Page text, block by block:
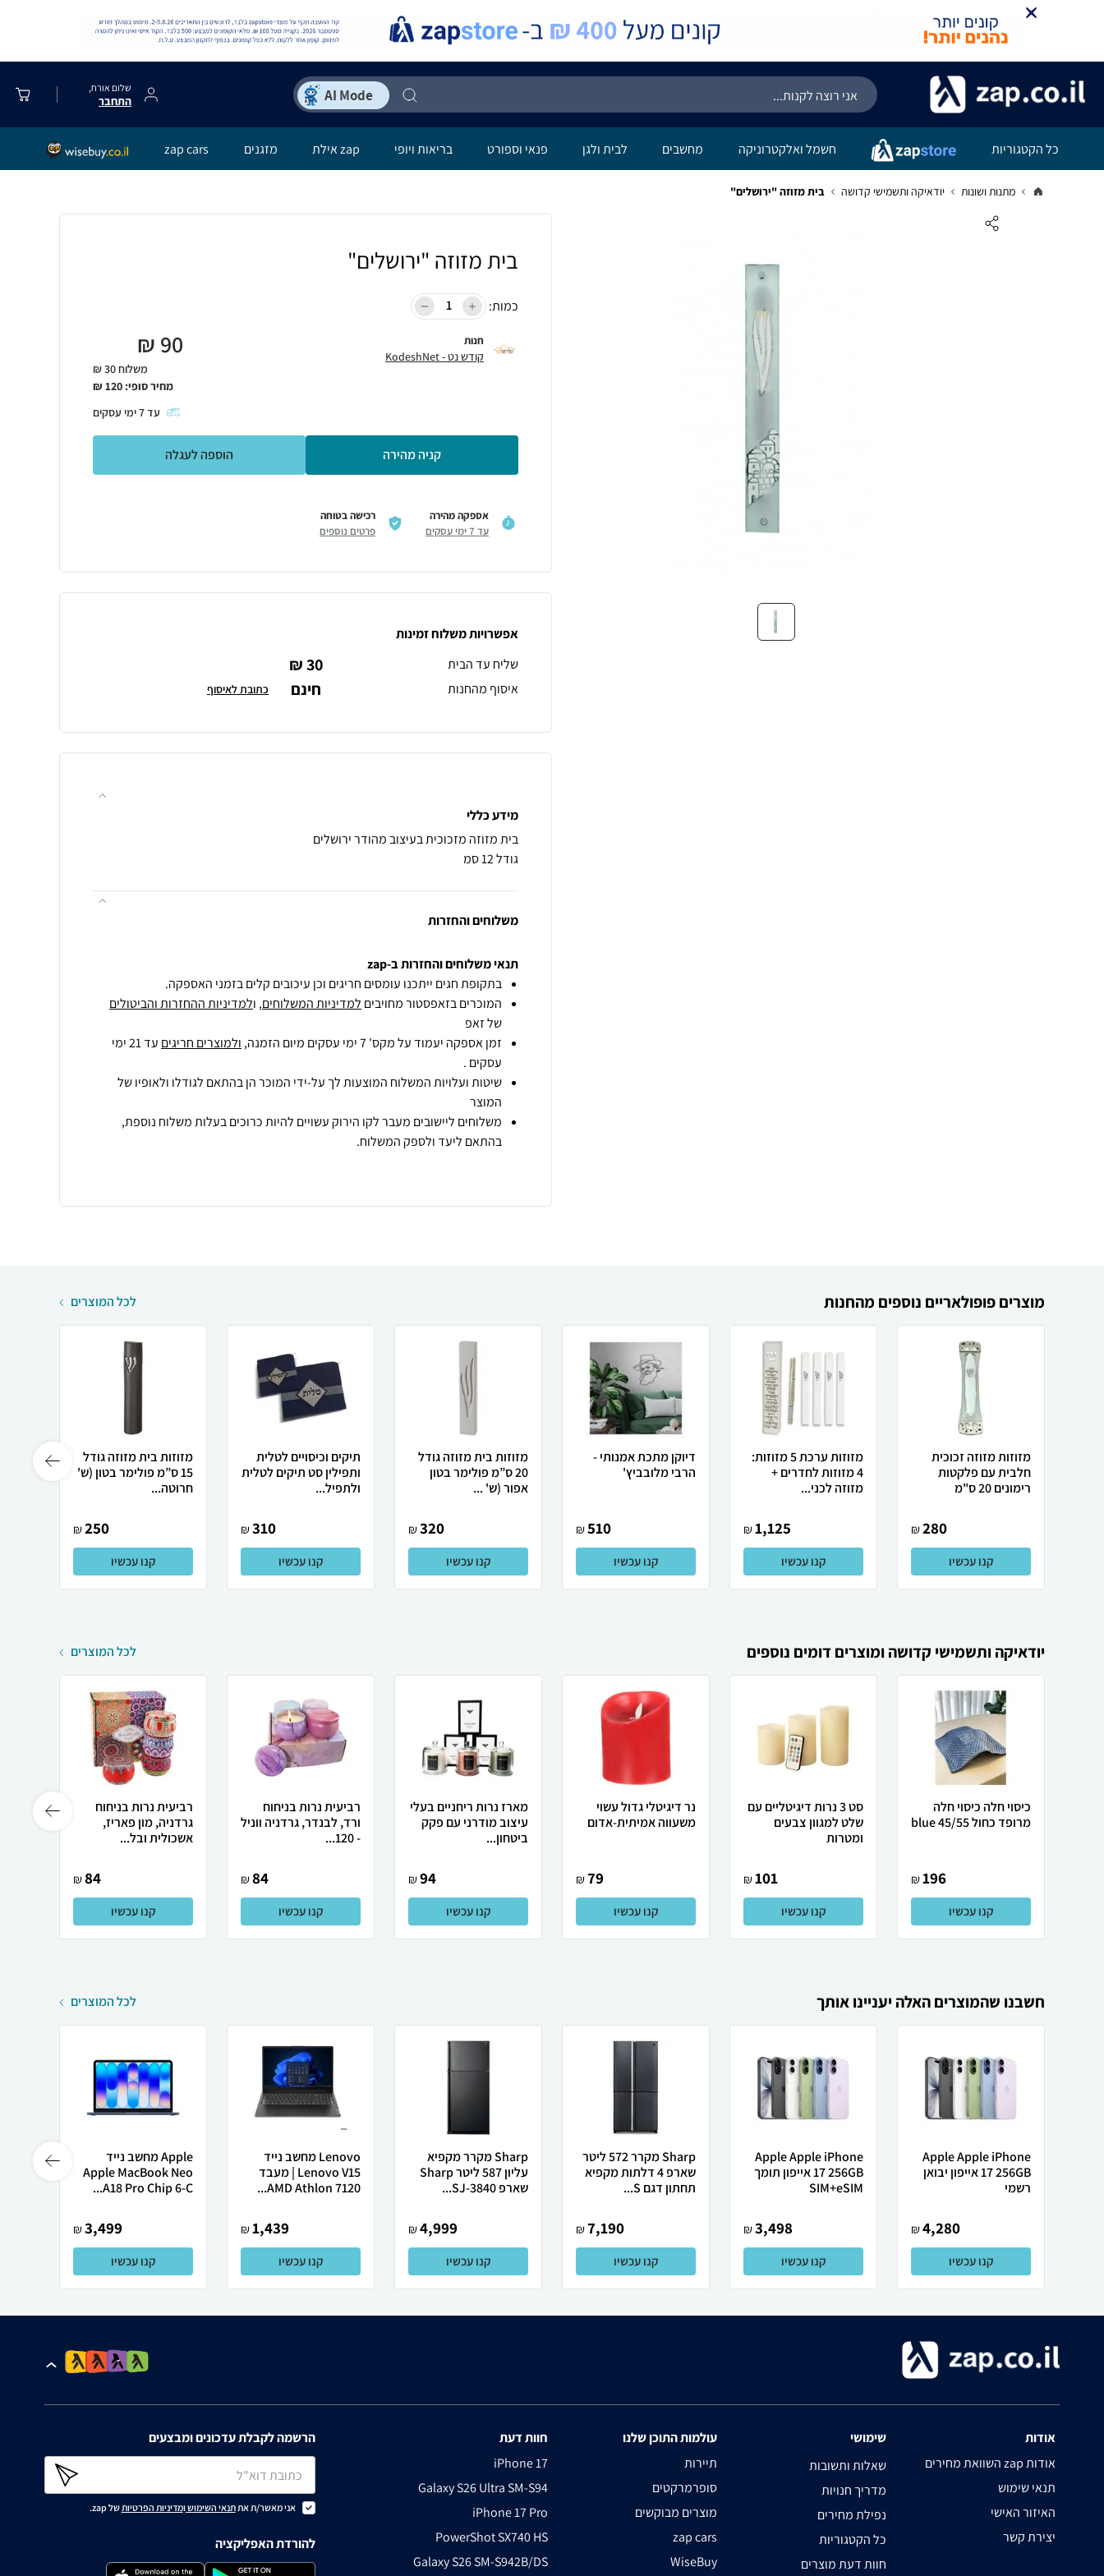
שלום אורח,
התחבר
כל הקטגוריות חשמל ואלקטרוניקה מחשבים לבית ולגן פנאי וספורט בריאות ויופי zap אילת מזגנים zap cars
מתנות ושונות יודאיקה ותשמישי קדושה בית מזוזה "ירושלים"
בית מזוזה "ירושלים"
כמות:
חנות
קודש נט - KodeshNet 90
₪
משלוח 30 ₪
מחיר סופי: 120
₪
עד7ימי עסקים
קניה מהירה הוספה לעגלה
אספקה מהירה
עד 7 ימי עסקים
רכישה בטוחה
פרטים נוספים
אפשרויות משלוח זמינות
שליח עד הבית
30 ₪
איסוף מהחנות חינם כתובת לאיסוף
מידע כללי
גודל 12 סמ
משלוחים והחזרות
תנאי משלוחים והחזרות ב-zap
בתקופת חגים ייתכנו עומסים חריגים וכן עיכובים קלים בזמני האספקה.
המוכרים בזאפסטור מחויבים למדיניות המשלוחים, ולמדיניות ההחזרות והביטולים
של זאפ
זמן אספקה יעמוד על מקס' 7 ימי עסקים מיום הזמנה,
ולמוצרים חריגים
עד 21 ימי
עסקים .
שיטות ועלויות המשלוח המוצעות לך על-ידי המוכר הן בהתאם לגודלו ולאופיו של
המוצר
משלוחים ליישובים מעבר לקו הירוק עשויים להיות כרוכים בעלות משלוח נוספת,
בהתאם ליעד ולספק המשלוח.
מוצרים פופולאריים נוספים מהחנות לכל המוצרים
מזוזות מזוזה זכוכית
חלבית עם פלקטות
רימונים 20 ס"מ
280
₪
קנו עכשיו
מזוזות ערכת 5 מזוזות:
4 מזוזות לחדרים +
מזוזה לכני...
1,125
₪
קנו עכשיו
דיוקן מתכת אמנותי -
הרבי מלובביץ'
510
₪
קנו עכשיו
מזוזות בית מזוזה גודל
20 ס”מ פולימר בטון
אפור (ש' ...
320
₪
קנו עכשיו
תיקים וכיסויים לטלית
ותפילין סט תיקים לטלית
ולתפיל...
310
₪
קנו עכשיו
מזוזות בית מזוזה גודל
15 ס”מ פולימר בטון (ש'
חרוטה...
250
₪
קנו עכשיו
יודאיקה ותשמישי קדושה ומוצרים דומים נוספים לכל המוצרים
כיסוי חלה כיסוי חלה
מרופד כחול blue 45/55
196
₪
קנו עכשיו
סט 3 נרות דיגיטליים עם
שלט למגוון צבעים
ומטרות
101
₪
קנו עכשיו
נר דיגיטלי גדול עשוי
משעווה אמיתית-אדום
79
₪
קנו עכשיו
מארז נרות ריחניים בעלי
עיצוב מודרני עם פקק
ביטחון...
94
₪
קנו עכשיו
רביעית נרות בניחוח
ורד, לבנדר, גרדניה ווניל
- 120...
84
₪
קנו עכשיו
רביעית נרות בניחוח
גרדניה, מון פאריז,
אשכולית ובל...
84
₪
קנו עכשיו
חשבנו שהמוצרים האלה יעניינו אותך לכל המוצרים
Apple Apple iPhone
17 256GB אייפון יבואן
רשמי
4,280
₪
קנו עכשיו
Apple Apple iPhone
17 256GB אייפון תומך
SIM+eSIM
3,498
₪
קנו עכשיו
Sharp מקרר 572 ליטר
שארפ 4 דלתות מקפיא
תחתון דגם S...
7,190
₪
קנו עכשיו
Sharp מקרר מקפיא
עליון 587 ליטר Sharp
שארפ SJ-3840...
4,999
₪
קנו עכשיו
Lenovo מחשב נייד
Lenovo V15 | מעבד
AMD Athlon 7120...
1,439
₪
קנו עכשיו
Apple מחשב נייד
Apple MacBook Neo
A18 Pro Chip 6-C...
3,499
₪
קנו עכשיו
אודות
השוואת מחירים zap אודות
תנאי שימוש
האיזור האישי
יצירת קשר
שימושי
שאלות ותשובות
מדריך חנויות
נפילת מחירים
כל הקטגוריות
חוות דעת מוצרים
עולמות התוכן שלנו
תיירות
סופרמרקטים
מוצרים מבוקשים
zap cars
WiseBuy
חוות דעת
iPhone 17
Galaxy S26 Ultra SM-S94
iPhone 17 Pro
PowerShot SX740 HS
Galaxy S26 SM-S942B/DS
הרשמה לקבלת עדכונים ומבצעים
אני מאשר/ת אתתנאי השימושומדיניות הפרטיותשל zap.
להורדת האפליקציה